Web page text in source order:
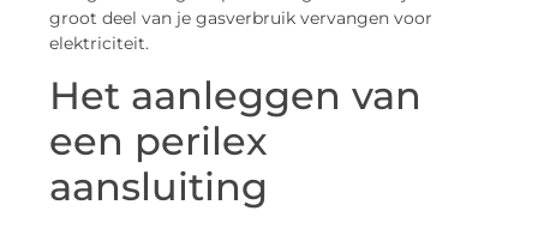
groot deel van je gasverbruik vervangen voor
elektriciteit.
Het aanleggen van
een perilex
aansluiting